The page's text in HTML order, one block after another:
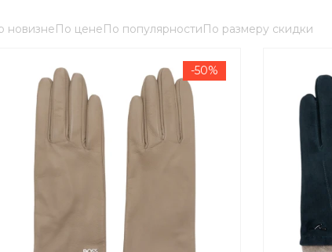
новизнеПо ценеПо популярностиПо размеру скидки
-50%